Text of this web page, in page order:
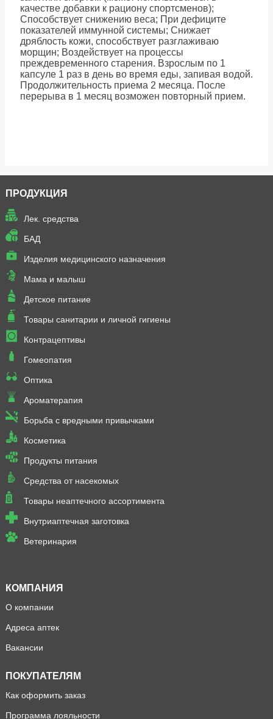
качестве добавки к рациону спортсменов);
Способствует снижению веса; При дефиците
показателей иммунной системы; Снижает
дряблость кожи, способствует разглаживаю
морщин; Воздействует на процессы
преждевременного старения. Взрослым по 1
капсуле 1 раз в день во время еды, запивая водой.
Продолжительность приема 2 месяца. После
перерыва в 1 месяц возможен повторный прием.
ПРОДУКЦИЯ
Лек. средства
БАД
Изделия медицинского назначения
Мама и малыш
Детское питание
Товары санитарии и личной гигиены
Контрацептивы
Гомеопатия
Оптика
Ароматерапия
Борьба с вредными привычками
Косметика
Продукты питания
Средства от насекомых
Товары неаптечного ассортимента
Внутриаптечная заготовка
Ветеринария
КОМПАНИЯ
О компании
Адреса аптек
Вакансии
ПОКУПАТЕЛЯМ
Как оформить заказ
Программа лояльности